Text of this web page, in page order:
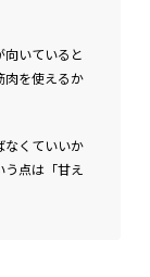
いていると
肉を使えるか
なくていいか
点は「甘え